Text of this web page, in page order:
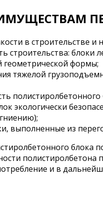
в строительстве и
строительства:
формы;
тяжелой
экологически
выполненные из
блока
и в